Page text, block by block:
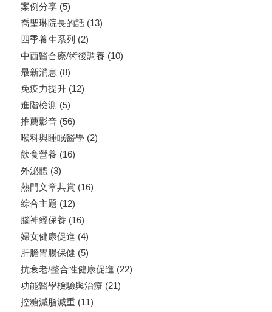
案例分享(5)
喬聖琳院長的話(13)
四季養生系列 (2)
中西醫合療/術後調養 (10)
最新消息 (8)
免疫力提升(12)
進階檢測 (5)
推薦影音(56)
喉科與睡眠醫學(2)
飲食營養 (16)
外泌體 (3)
熱門文章共賞 (16)
綜合主題 (12)
腦神經保養 (16)
婦女健康促進 (4)
肝膽胃腸保健 (5)
抗衰老/整合性健康促進 (22)
功能醫學檢驗與治療 (21)
控糖減脂減重(11)